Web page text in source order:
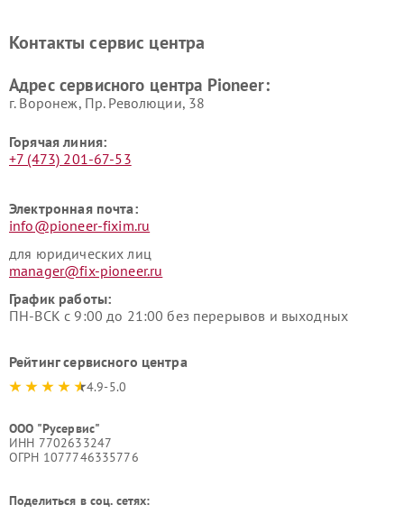
Контакты сервис центра
Адрес сервисного центра Pioneer:
г. Воронеж, Пр. Революции, 38
Горячая линия:
+7 (473) 201-67-53
Электронная почта:
info@pioneer-fixim.ru
для юридических лиц
manager@fix-pioneer.ru
График работы:
ПН-ВСК с 9:00 до 21:00 без перерывов и выходных
Рейтинг сервисного центра
4.9-5.0
ООО "Русервис"
ИНН 7702633247
ОГРН 1077746335776
Поделиться в соц. сетях: